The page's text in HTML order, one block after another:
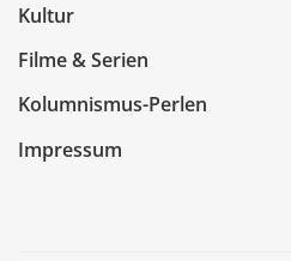
Kultur
Filme & Serien
Kolumnismus-Perlen
Impressum